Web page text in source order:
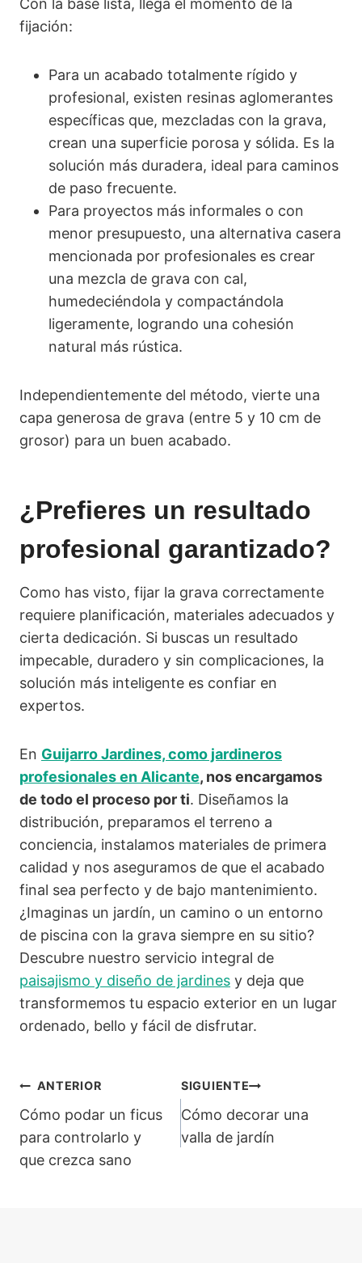
Con la base lista, llega el momento de la
fijación:
Para un acabado totalmente rígido y
profesional, existen resinas aglomerantes
específicas que, mezcladas con la grava,
crean una superficie porosa y sólida. Es la
solución más duradera, ideal para caminos
de paso frecuente.
Para proyectos más informales o con
menor presupuesto, una alternativa casera
mencionada por profesionales es crear
una mezcla de grava con cal,
humedeciéndola y compactándola
ligeramente, logrando una cohesión
natural más rústica.
Independientemente del método, vierte una
capa generosa de grava (entre 5 y 10 cm de
grosor) para un buen acabado.
¿Prefieres un resultado
profesional garantizado?
Como has visto, fijar la grava correctamente
requiere planificación, materiales adecuados y
cierta dedicación. Si buscas un resultado
impecable, duradero y sin complicaciones, la
solución más inteligente es confiar en
expertos.
En Guijarro Jardines, como jardineros
profesionales en Alicante, nos encargamos
de todo el proceso por ti. Diseñamos la
distribución, preparamos el terreno a
conciencia, instalamos materiales de primera
calidad y nos aseguramos de que el acabado
final sea perfecto y de bajo mantenimiento.
¿Imaginas un jardín, un camino o un entorno
de piscina con la grava siempre en su sitio?
Descubre nuestro servicio integral de
paisajismo y diseño de jardines y deja que
transformemos tu espacio exterior en un lugar
ordenado, bello y fácil de disfrutar.
Navegación
de
entradas
ANTERIOR
Cómo podar un ficus
para controlarlo y
que crezca sano
SIGUIENTE
Cómo decorar una
valla de jardín